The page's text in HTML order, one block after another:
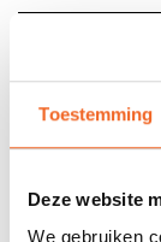
Toestemming
Deze website
We gebruiken